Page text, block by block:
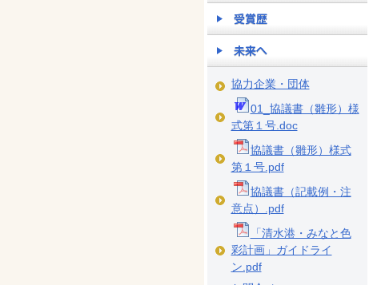
協力企業・団体
01_協議書（雛形）様
式第１号.doc
協議書（雛形）様式
第１号.pdf
協議書（記載例・注
意点）.pdf
「清水港・みなと色
彩計画」ガイドライ
ン.pdf